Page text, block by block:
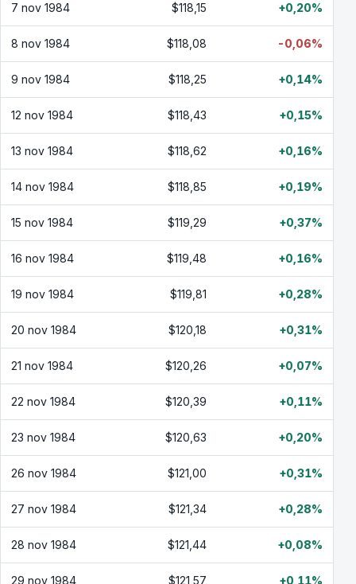
7 nov 1984 $118,15 +0,20%
8 nov 1984 $118,08 -0,06%
9 nov 1984 $118,25 +0,14%
12 nov 1984 $118,43 +0,15%
13 nov 1984 $118,62 +0,16%
14 nov 1984 $118,85 +0,19%
15 nov 1984 $119,29 +0,37%
16 nov 1984 $119,48 +0,16%
19 nov 1984 $119,81 +0,28%
20 nov 1984 $120,18 +0,31%
21 nov 1984 $120,26 +0,07%
22 nov 1984 $120,39 +0,11%
23 nov 1984 $120,63 +0,20%
26 nov 1984 $121,00 +0,31%
27 nov 1984 $121,34 +0,28%
28 nov 1984 $121,44 +0,08%
29 nov 1984 $121,57 +0,11%